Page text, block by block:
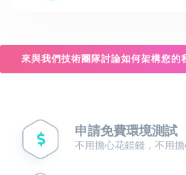
來與我們技術團隊討論如何架構您的
申請免費環境測試
不用擔心花錯錢，不用